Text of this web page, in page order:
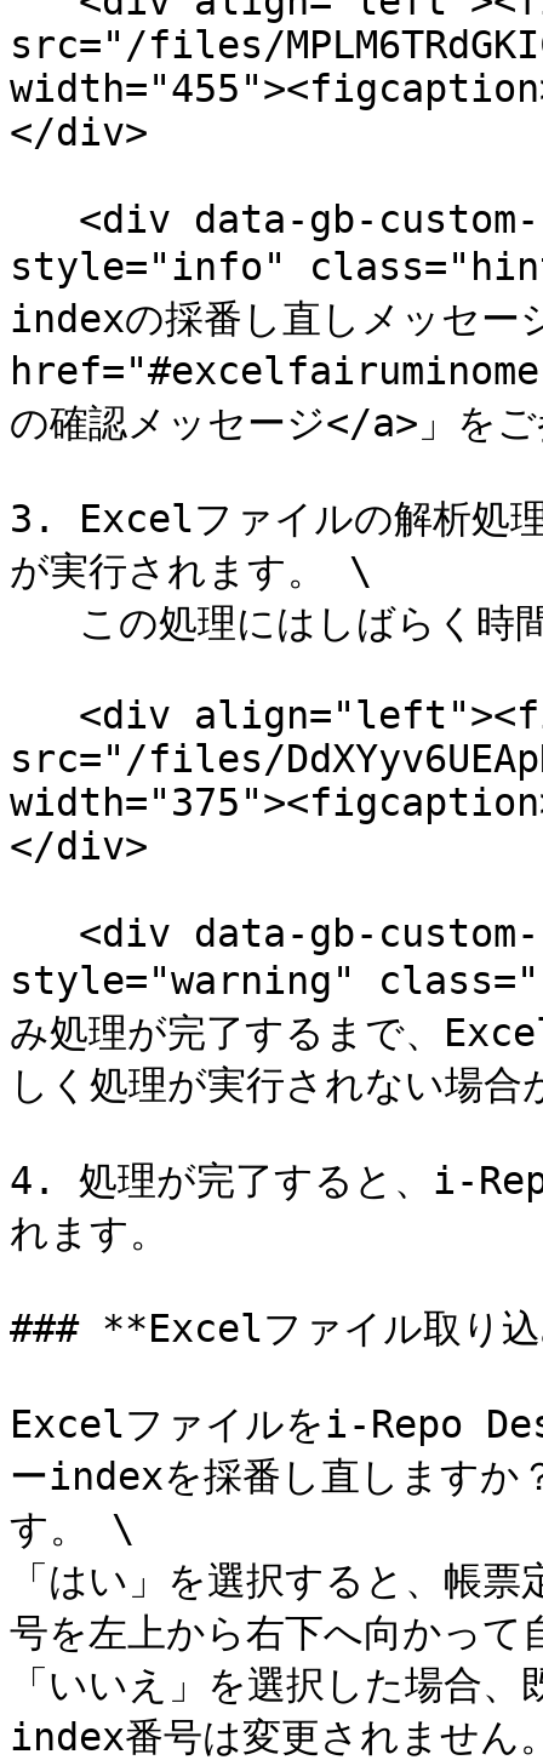
src="/files/
</div>
style="info"
indexの採番し直しメッセー
の確認メッセージ</a>」を
3. Excelファイルの解析処
が実行されます。 \
src="/files/
</div>
style="warning"
み処理が完了するまで、
しく処理が実行されない場
4. 処理が完了すると、i-
れます。
### **Excelファイル取り
Excelファイルをi-Repo
ーindexを採番し直しますか
す。 \
「はい」を選択すると、帳
号を左上から右下へ向かっ
「いいえ」を選択した場合
index番号は変更されません